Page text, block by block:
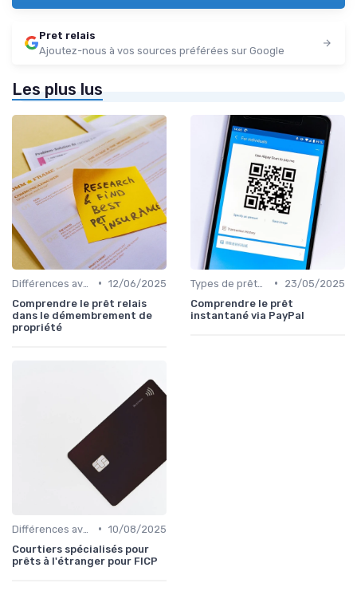
Pret relais
Ajoutez-nous à vos sources préférées sur Google
Les plus lus
• 12/06/2025
Comprendre le prêt relais
dans le démembrement de
propriété
•
23/05/2025
Comprendre le prêt
instantané via PayPal
• 10/08/2025
Courtiers spécialisés pour
prêts à l'étranger pour FICP